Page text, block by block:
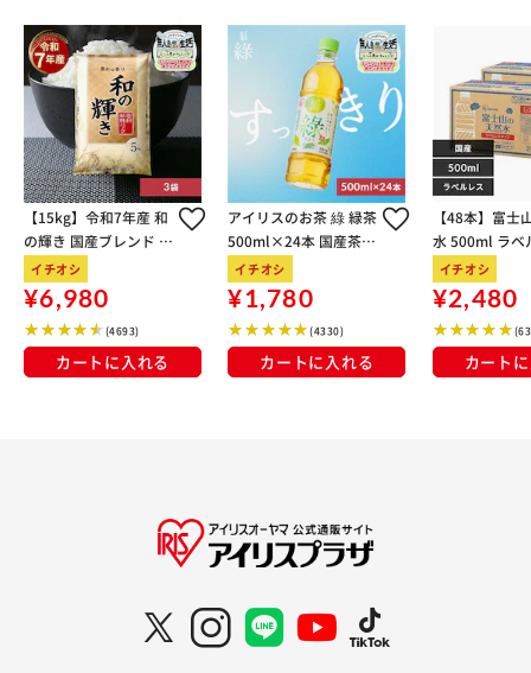
【15kg】令和7年産 和
の輝き 国産ブレンド 5
kg×3袋
イチオシ
¥6,980
(4693)
カートに入れる
アイリスのお茶 綠 緑茶
500ml×24本 国産茶葉
100％使用
イチオシ
¥1,780
(4330)
カートに入れる
【48本】富士
水 500ml ラベ
イチオシ
¥2,480
カート